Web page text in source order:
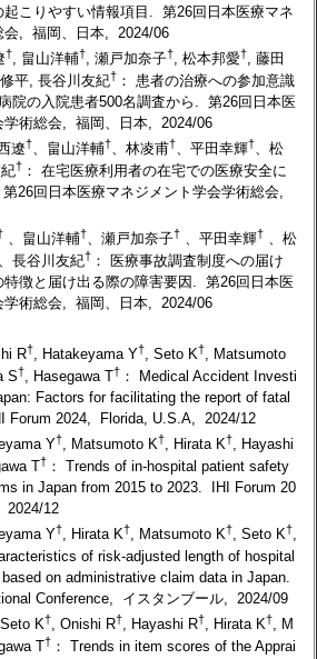
起こりやすい情報項目. 第26回日本医療マネ
会, 福岡、日本, 2024/06
†, 畠山洋輔†, 瀬戸加奈子†, 松本邦愛†, 藤田
平, 長谷川友紀† ： 患者の治療への参加意識
院の入院患者500名調査から. 第26回日本医
学術総会, 福岡、日本, 2024/06
遼†、畠山洋輔†、林凌甫†、平田幸輝†、松
† ： 在宅医療利用者の在宅での医療安全に
26回日本医療マネジメント学会学術総会,
、畠山洋輔†、瀬戸加奈子† 、平田幸輝† 、松
、長谷川友紀† ： 医療事故調査制度への届け
特徴と届け出る際の障害要因. 第26回日本医
学術総会, 福岡、日本, 2024/06
R†, Hatakeyama Y†, Seto K†, Matsumoto
S† , Hasegawa T† ： Medical Accident Investi
Factors for facilitating the report of fatal
Forum 2024, Florida, U.S.A, 2024/12
Y†, Matsumoto K†, Hirata K†, Hayashi
T† ： Trends of in-hospital patient safety
in Japan from 2015 to 2023. IHI Forum 20
2024/12
Y†, Hirata K†, Matsumoto K†, Seto K†,
of risk-adjusted length of hospital
on administrative claim data in Japan.
Conference, イスタンブール, 2024/09
K†, Onishi R†, Hayashi R†, Hirata K†, M
T† ： Trends in item scores of the Apprai